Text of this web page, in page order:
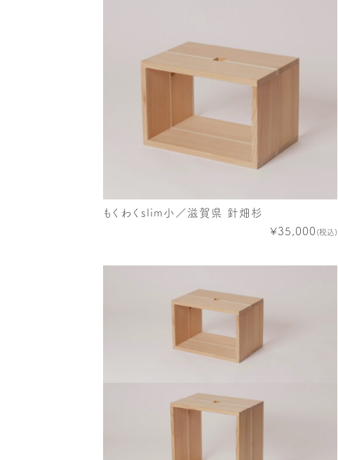
もくわくslim小／滋賀県 針畑杉
¥35,000 (税込)